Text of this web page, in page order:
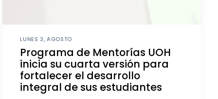
LUNES 3, AGOSTO
Programa de Mentorías UOH
inicia su cuarta versión para
fortalecer el desarrollo
integral de sus estudiantes